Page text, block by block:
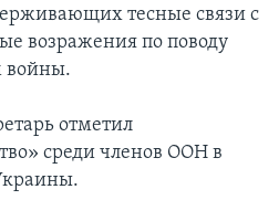
тесные связи с
возражения по поводу
войны.
отметил
среди членов ООН в